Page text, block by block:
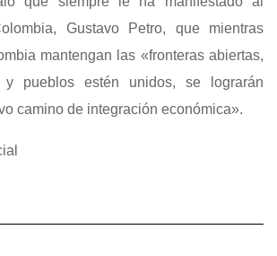
Gustavo Petro, que mientras
mantengan las «fronteras abiertas,
y pueblos estén unidos, se lograrán
camino de integración económica».